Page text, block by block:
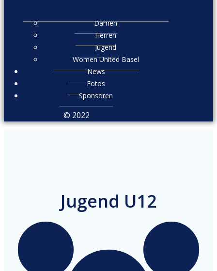
Damen
Herren
Jugend
Women United Basel
News
Fotos
Sponsoren
© 2022
Jugend U12